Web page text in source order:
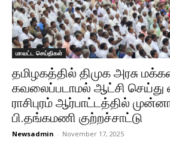
மாவட்ட செய்திகள்
தமிழகத்தில் திமுக அரசு
கவலைப்படாமல் ஆட்சி செய்து
ராசிபுரம் ஆர்பாட்டத்தில்
பி.தங்கமணி குற்றச்சாட்டு
Newsadmin - November 17, 2025